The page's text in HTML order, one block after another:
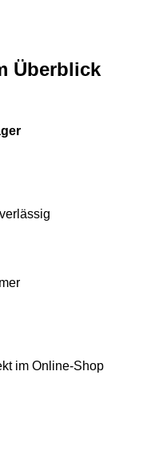
Überblick
im Online-Shop